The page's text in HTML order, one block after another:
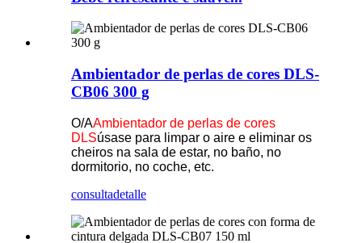
Ambientador de perlas de cores DLS-
CB06 300 g
O/AAmbientador de perlas de cores
DLSúsase para limpar o aire e eliminar os
cheiros na sala de estar, no baño, no
dormitorio, no coche, etc.
consultadetalle